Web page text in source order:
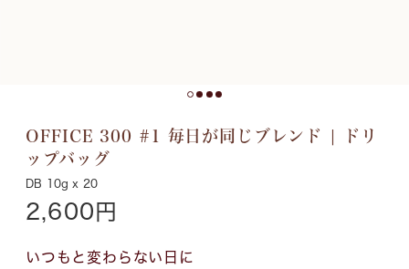
OFFICE 300 #1 毎日が同じブレンド | ドリ
ップバッグ
DB 10g x 20
2,600円
いつもと変わらない日に